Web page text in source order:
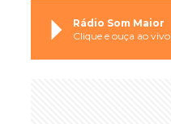
Rádio Som Maior
Clique e ouça ao vivo